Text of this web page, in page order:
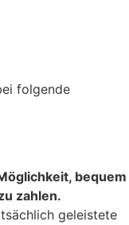
folgende
bequem
zahlen.
geleistete